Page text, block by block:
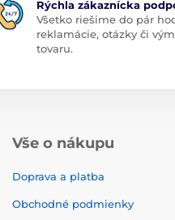
Rýchla zákaznícka
Všetko riešime do pár
reklamácie, otázky či
tovaru.
Vše o nákupu
Doprava a platba
Obchodné podmienky